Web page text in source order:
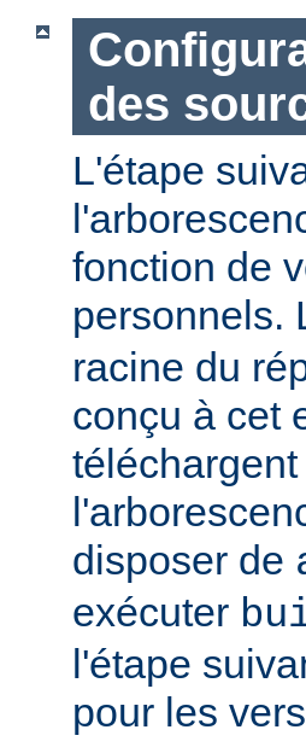
des
L'étape
fonction de
personnels.
racine du
conçu à cet
disposer de
exécuter
l'étape
pour les